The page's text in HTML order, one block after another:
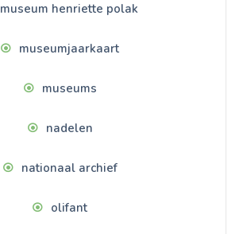
museum henriette polak
museumjaarkaart
museums
nadelen
nationaal archief
olifant